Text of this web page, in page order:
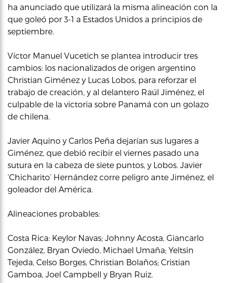
ha anunciado que utilizará la misma alineación con la
que goleó por 3-1 a Estados Unidos a principios de
septiembre.
Víctor Manuel Vucetich se plantea introducir tres
cambios: los nacionalizados de origen argentino
Christian Giménez y Lucas Lobos, para reforzar el
trabajo de creación, y al delantero Raúl Jiménez, el
culpable de la victoria sobre Panamá con un golazo
de chilena.
Javier Aquino y Carlos Peña dejarían sus lugares a
Giménez, que debió recibir el viernes pasado una
sutura en la cabeza de siete puntos, y Lobos. Javier
‘Chicharito’ Hernández corre peligro ante Jiménez, el
goleador del América.
Alineaciones probables:
Costa Rica: Keylor Navas; Johnny Acosta, Giancarlo
González, Bryan Oviedo, Michael Umaña; Yeltsin
Tejeda, Celso Borges, Christian Bolaños; Cristian
Gamboa, Joel Campbell y Bryan Ruiz.